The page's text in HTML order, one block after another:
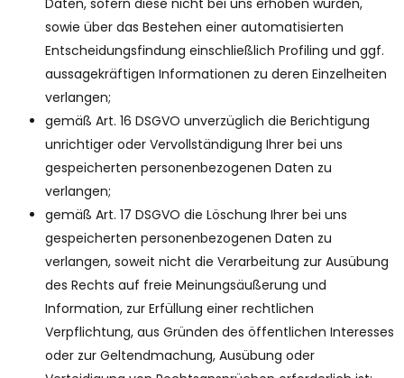
sowie über das Bestehen einer automatisierten
Entscheidungsfindung einschließlich Profiling und ggf.
aussagekräftigen Informationen zu deren Einzelheiten
verlangen;
gemäß Art. 16 DSGVO unverzüglich die Berichtigung
unrichtiger oder Vervollständigung Ihrer bei uns
gespeicherten personenbezogenen Daten zu
verlangen;
gemäß Art. 17 DSGVO die Löschung Ihrer bei uns
gespeicherten personenbezogenen Daten zu
verlangen, soweit nicht die Verarbeitung zur Ausübung
des Rechts auf freie Meinungsäußerung und
Information, zur Erfüllung einer rechtlichen
Verpflichtung, aus Gründen des öffentlichen Interesses
oder zur Geltendmachung, Ausübung oder